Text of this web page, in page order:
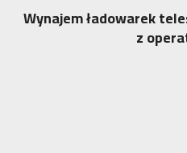
Wynajem ładowarek
z